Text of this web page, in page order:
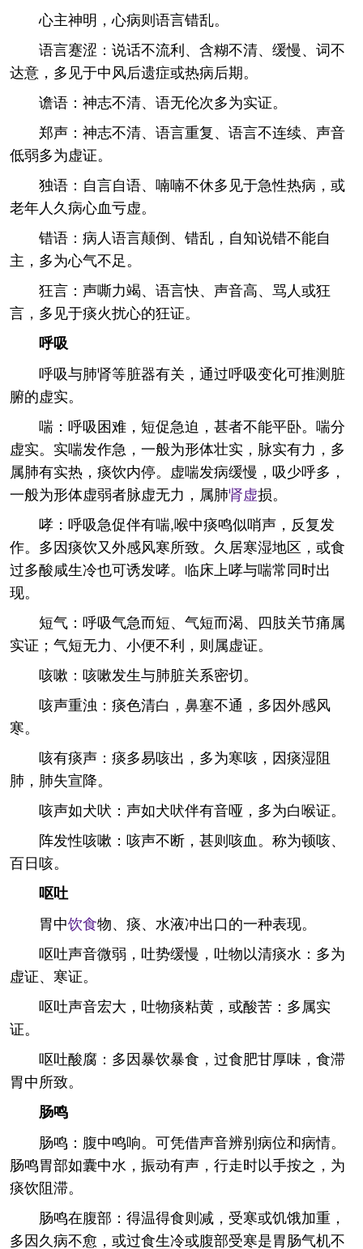
心主神明，心病则语言错乱。
语言蹇涩：说话不流利、含糊不清、缓慢、词不
达意，多见于中风后遗症或热病后期。
谵语：神志不清、语无伦次多为实证。
郑声：神志不清、语言重复、语言不连续、声音
低弱多为虚证。
独语：自言自语、喃喃不休多见于急性热病，或
老年人久病心血亏虚。
错语：病人语言颠倒、错乱，自知说错不能自
主，多为心气不足。
狂言：声嘶力竭、语言快、声音高、骂人或狂
言，多见于痰火扰心的狂证。
呼吸
呼吸与肺肾等脏器有关，通过呼吸变化可推测脏
腑的虚实。
喘：呼吸困难，短促急迫，甚者不能平卧。喘分
虚实。实喘发作急，一般为形体壮实，脉实有力，多
属肺有实热，痰饮内停。虚喘发病缓慢，吸少呼多，
一般为形体虚弱者脉虚无力，属肺肾虚损。
哮：呼吸急促伴有喘,喉中痰鸣似哨声，反复发
作。多因痰饮又外感风寒所致。久居寒湿地区，或食
过多酸咸生冷也可诱发哮。临床上哮与喘常同时出
现。
短气：呼吸气急而短、气短而渴、四肢关节痛属
实证；气短无力、小便不利，则属虚证。
咳嗽：咳嗽发生与肺脏关系密切。
咳声重浊：痰色清白，鼻塞不通，多因外感风
寒。
咳有痰声：痰多易咳出，多为寒咳，因痰湿阻
肺，肺失宣降。
咳声如犬吠：声如犬吠伴有音哑，多为白喉证。
阵发性咳嗽：咳声不断，甚则咳血。称为顿咳、
百日咳。
呕吐
胃中饮食物、痰、水液冲出口的一种表现。
呕吐声音微弱，吐势缓慢，吐物以清痰水：多为
虚证、寒证。
呕吐声音宏大，吐物痰粘黄，或酸苦：多属实
证。
呕吐酸腐：多因暴饮暴食，过食肥甘厚味，食滞
胃中所致。
肠鸣
肠鸣：腹中鸣响。可凭借声音辨别病位和病情。
肠鸣胃部如囊中水，振动有声，行走时以手按之，为
痰饮阻滞。
肠鸣在腹部：得温得食则减，受寒或饥饿加重，
多因久病不愈，或过食生冷或腹部受寒是胃肠气机不